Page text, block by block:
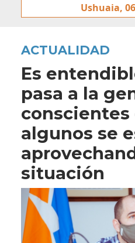
Ushuaia,
ACTUALIDAD
Es
pasa a la
conscientes
algunos se
situación